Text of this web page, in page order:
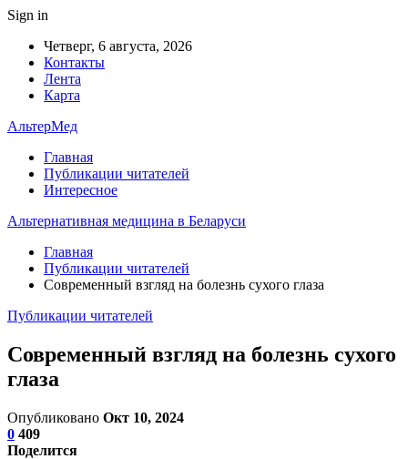
Sign in
Четверг, 6 августа, 2026
Контакты
Лента
Карта
АльтерМед
Главная
Публикации читателей
Интересное
Альтернативная медицина в Беларуси
Главная
Публикации читателей
Современный взгляд на болезнь сухого глаза
Публикации читателей
Современный взгляд на болезнь сухого
глаза
Опубликовано Окт 10, 2024
0 409
Поделится